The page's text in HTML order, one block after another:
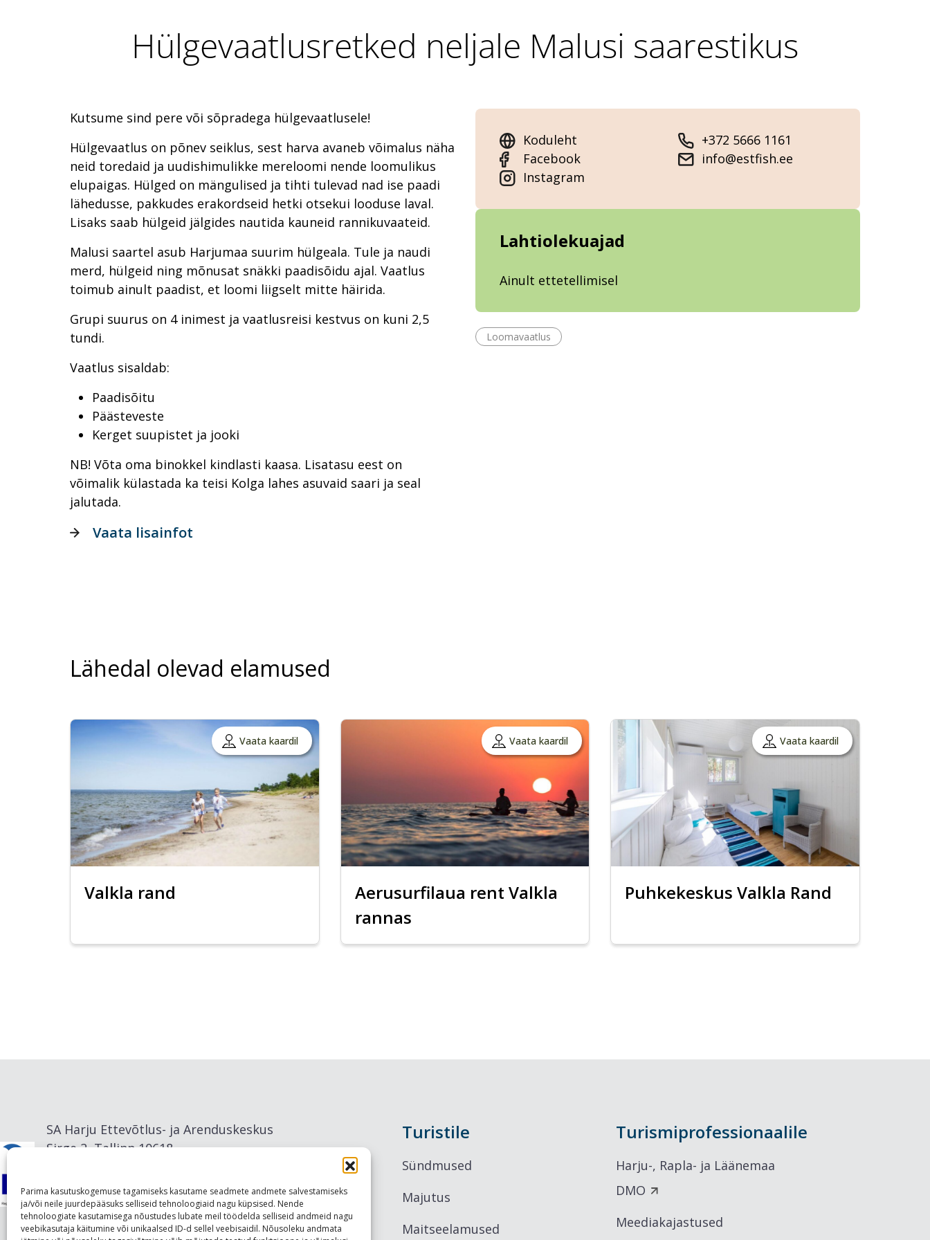
Parima kasutuskogemuse tagamiseks kasutame seadmete andmete salvestamiseks
ja/või neile juurdepääsuks selliseid tehnoloogiaid nagu küpsised. Nende
tehnoloogiate kasutamisega nõustudes lubate meil töödelda selliseid andmeid nagu
veebikasutaja käitumine või unikaalsed ID-d sellel veebisaidil. Nõusoleku andmata
Hülgevaatlusretked neljale Malusi saarestikus
Kutsume sind pere või sõpradega hülgevaatlusele!
Hülgevaatlus on põnev seiklus, sest harva avaneb võimalus näha
neid toredaid ja uudishimulikke mereloomi nende loomulikus
elupaigas. Hülged on mängulised ja tihti tulevad nad ise paadi
lähedusse, pakkudes erakordseid hetki otsekui looduse laval.
Lisaks saab hülgeid jälgides nautida kauneid rannikuvaateid.
Malusi saartel asub Harjumaa suurim hülgeala. Tule ja naudi
merd, hülgeid ning mõnusat snäkki paadisõidu ajal. Vaatlus
toimub ainult paadist, et loomi liigselt mitte häirida.
Grupi suurus on 4 inimest ja vaatlusreisi kestvus on kuni 2,5
tundi.
Vaatlus sisaldab:
Paadisõitu
Päästeveste
Kerget suupistet ja jooki
NB! Võta oma binokkel kindlasti kaasa. Lisatasu eest on
võimalik külastada ka teisi Kolga lahes asuvaid saari ja seal
jalutada.
Koduleht
Facebook
Instagram
+372 5666 1161
info@estfish.ee
Lahtiolekuajad
Ainult ettetellimisel
Loomavaatlus
Vaata lisainfot
Lähedal olevad elamused
Vaata kaardil
Valkla rand
Vaata kaardil
Aerusurfilaua rent Valkla
rannas
Vaata kaardil
Puhkekeskus Valkla Rand
SA Harju Ettevõtlus- ja Arenduskeskus
Sirge 2, Tallinn 10618
Turistile
Sündmused
Majutus
Maitseelamused
Turismiprofessionaalile
Harju-, Rapla- ja Läänemaa
DMO
Meediakajastused